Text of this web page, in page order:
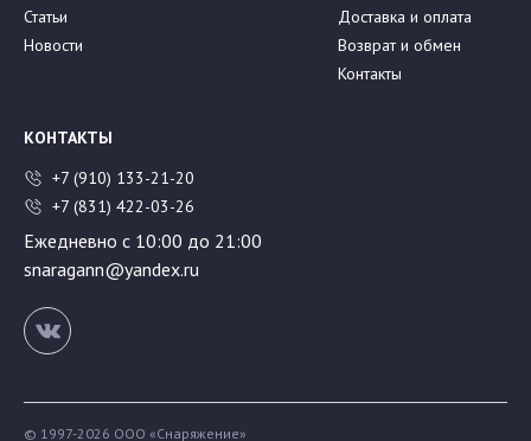
Статьи
Новости
Доставка и оплата
Возврат и обмен
Контакты
КОНТАКТЫ
+7 (910) 133-21-20
+7 (831) 422-03-26
Ежедневно с 10:00 до 21:00
snaragann@yandex.ru
© 1997-2026 ООО «Снаряжение»